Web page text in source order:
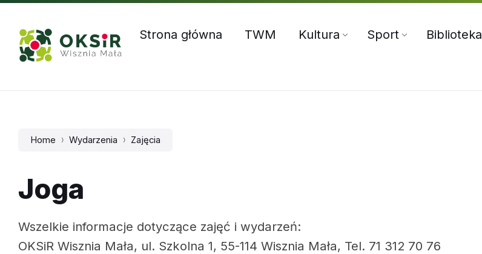
Skip
content
Skip
main
navigation
Skip
footer
Strona główna TWM Kultura Sport Biblioteka
Home Wydarzenia Zajęcia
Joga
Wszelkie informacje dotyczące zajęć i wydarzeń:
OKSiR Wisznia Mała, ul. Szkolna 1, 55-114 Wisznia Mała, Tel. 71 312 70 76